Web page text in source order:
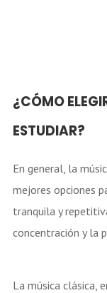
¿CÓMO
ESTUDIAR?
En general, la
mejores opciones
tranquila y
concentración y la
La música clásica,